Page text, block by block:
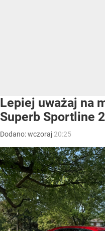
Lepiej uważaj na
Superb Sportline
Dodano:wczoraj 20:25